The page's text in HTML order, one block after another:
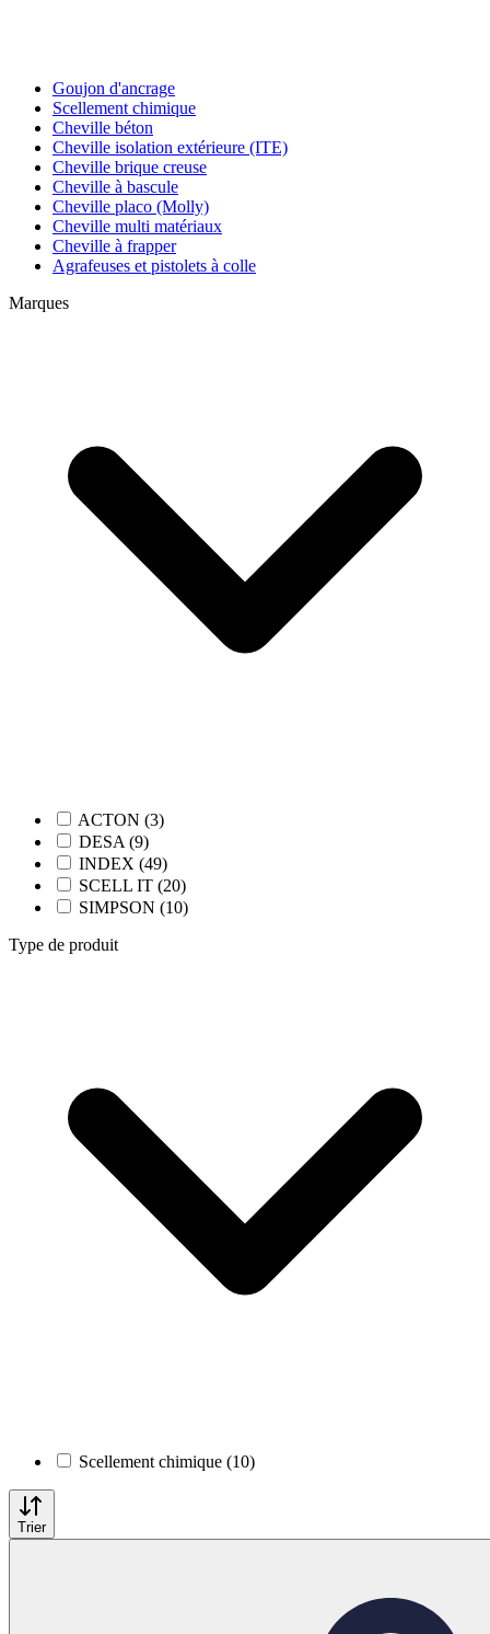
Goujon d'ancrage
Scellement chimique
Cheville béton
Cheville isolation extérieure (ITE)
Cheville brique creuse
Cheville à bascule
Cheville placo (Molly)
Cheville multi matériaux
Cheville à frapper
Agrafeuses et pistolets à colle
Marques
ACTON (3)
DESA (9)
INDEX (49)
SCELL IT (20)
SIMPSON (10)
Type de produit
Scellement chimique (10)
Trier